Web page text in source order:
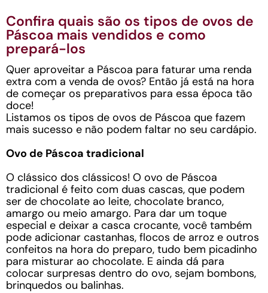
Confira quais são os tipos de ovos de
Páscoa mais vendidos e como
prepará-los
Quer aproveitar a Páscoa para faturar uma renda
extra com a venda de ovos? Então já está na hora
de começar os preparativos para essa época tão
doce!
Listamos os tipos de ovos de Páscoa que fazem
mais sucesso e não podem faltar no seu cardápio.
Ovo de Páscoa tradicional
O clássico dos clássicos! O ovo de Páscoa
tradicional é feito com duas cascas, que podem
ser de chocolate ao leite, chocolate branco,
amargo ou meio amargo. Para dar um toque
especial e deixar a casca crocante, você também
pode adicionar castanhas, flocos de arroz e outros
confeitos na hora do preparo, tudo bem picadinho
para misturar ao chocolate. E ainda dá para
colocar surpresas dentro do ovo, sejam bombons,
brinquedos ou balinhas.